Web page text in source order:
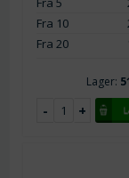
Fra 10
Fra 20
Lager: